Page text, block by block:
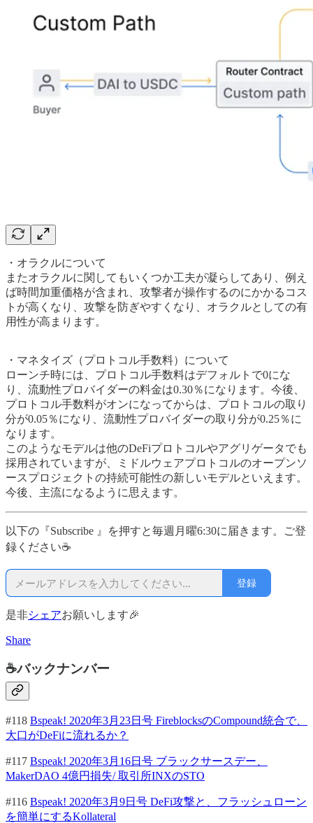
・オラクルについて
またオラクルに関してもいくつか工夫が凝らしてあり、例え
ば時間加重価格が含まれ、攻撃者が操作するのにかかるコス
トが高くなり、攻撃を防ぎやすくなり、オラクルとしての有
用性が高まります。
・マネタイズ（プロトコル手数料）について
ローンチ時には、プロトコル手数料はデフォルトで0にな
り、流動性プロバイダーの料金は0.30％になります。今後、
プロトコル手数料がオンになってからは、プロトコルの取り
分が0.05％になり、流動性プロバイダーの取り分が0.25％に
なります。
このようなモデルは他のDeFiプロトコルやアグリゲータでも
採用されていますが、ミドルウェアプロトコルのオープンソ
ースプロジェクトの持続可能性の新しいモデルといえます。
今後、主流になるように思えます。
以下の『Subscribe 』を押すと毎週月曜6:30に届きます。ご登
録ください☕
登録
是非シェアお願いします🎉
Share
☕バックナンバー
#118 Bspeak! 2020年3月23日号 FireblocksのCompound統合で、
大口がDeFiに流れるか？
#117 Bspeak! 2020年3月16日号 ブラックサースデー、
MakerDAO 4億円損失/ 取引所INXのSTO
#116 Bspeak! 2020年3月9日号 DeFi攻撃と、フラッシュローン
を簡単にするKollateral